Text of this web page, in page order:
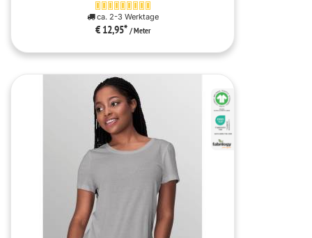
ca. 2-3 Werktage
€ 12,95* / Meter